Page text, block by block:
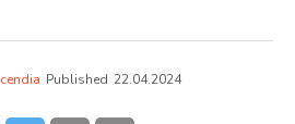
cendia Published 22.04.2024